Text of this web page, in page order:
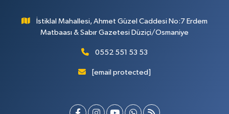
İstiklal Mahallesi, Ahmet Güzel Caddesi No:7 Erdem
Matbaası & Sabır Gazetesi Düziçi/Osmaniye
0552 551 53 53
[email protected]